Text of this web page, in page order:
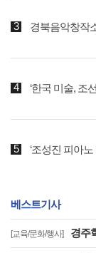
경북음악창작
‘한국 미술, 조
‘조성진 피아
베스트기사
[교육/문화/행사] 경주